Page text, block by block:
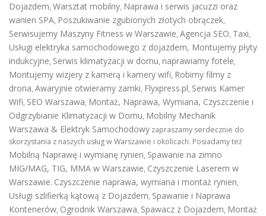
Dojazdem, Warsztat mobilny, Naprawa i serwis jacuzzi oraz
wanien SPA, Poszukiwanie zgubionych złotych obrączek,
Serwisujemy Maszyny Fitness w Warszawie, Agencja SEO, Taxi,
Usługi elektryka samochodowego z dojazdem, Montujemy płyty
indukcyjne, Serwis klimatyzacji w domu, naprawiamy fotele,
Montujemy wizjery z kamerą i kamery wifi, Robimy filmy z
drona, Awaryjnie otwieramy zamki, Flyxpress.pl, Serwis Kamer
Wifi, SEO Warszawa, Montaż, Naprawa, Wymiana, Czyszczenie i
Odgrzybianie Klimatyzacji w Domu, Mobilny Mechanik
Warszawa & Elektryk Samochodowy zapraszamy serdecznie do
skorzystania z naszych usług w Warszawie i okolicach. Posiadamy też
Mobilną Naprawę i wymianę rynien, Spawanie na zimno
MIG/MAG, TIG, MMA w Warszawie, Czyszczenie Laserem w
Warszawie. Czyszczenie naprawa, wymiana i montaż rynien,
Usługi szlifierką kątową z Dojazdem, Spawanie i Naprawa
Kontenerów, Ogrodnik Warszawa, Spawacz z Dojazdem, Montaż